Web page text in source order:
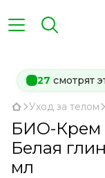
27 смотрят
Уход за телом
БИО-Крем
Белая
мл